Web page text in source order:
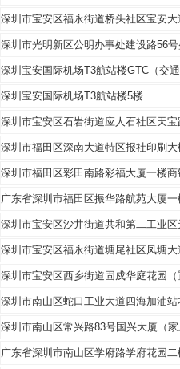
深圳市宝安区福永街道桥头社区宝安
深圳市光明新区公明办事处建设路56
深圳宝安国际机场T3航站楼GTC（交
深圳宝安国际机场T3航站楼5楼
深圳市宝安区石岩街道应人石社区天
深圳市福田区深南大道特区报社印刷大
深圳市福田区彩田南路彩福大厦一楼商
广东省深圳市福田区振华路航苑大厦一
深圳市宝安区沙井街道共和第二工业
深圳市宝安区福永街道塘尾社区凤塘
深圳市宝安区西乡街道固戍华庭花园
深圳市南山区蛇口工业大道四海加油
深圳市南山区常兴路83号国兴大厦（家
广东省深圳市南山区学府路学府花园二